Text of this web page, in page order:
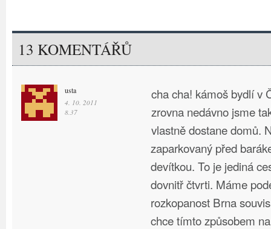
13 KOMENTÁŘŮ
usta
4. 10. 2011
8.37
cha cha! kámoš bydlí v
zrovna nedávno jsme
vlastně dostane domů.
zaparkovaný před
devítkou. To je jediná
dovnitř čtvrti. Máme
rozkopanost Brna
chce tímto způsobem